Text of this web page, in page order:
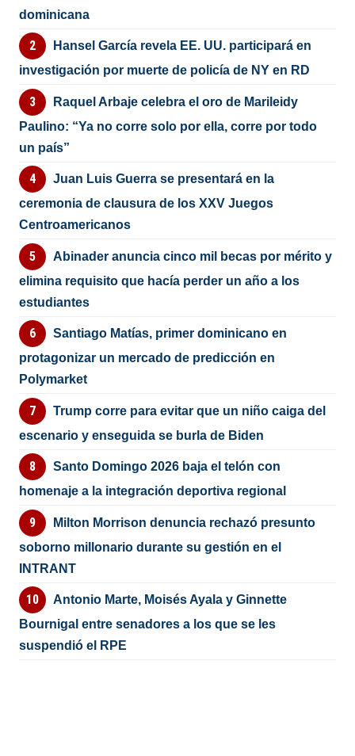
dominicana
Hansel García revela EE. UU. participará en
investigación por muerte de policía de NY en RD
Raquel Arbaje celebra el oro de Marileidy
Paulino: “Ya no corre solo por ella, corre por todo
un país”
Juan Luis Guerra se presentará en la
ceremonia de clausura de los XXV Juegos
Centroamericanos
Abinader anuncia cinco mil becas por mérito y
elimina requisito que hacía perder un año a los
estudiantes
Santiago Matías, primer dominicano en
protagonizar un mercado de predicción en
Polymarket
Trump corre para evitar que un niño caiga del
escenario y enseguida se burla de Biden
Santo Domingo 2026 baja el telón con
homenaje a la integración deportiva regional
Milton Morrison denuncia rechazó presunto
soborno millonario durante su gestión en el
INTRANT
Antonio Marte, Moisés Ayala y Ginnette
Bournigal entre senadores a los que se les
suspendió el RPE